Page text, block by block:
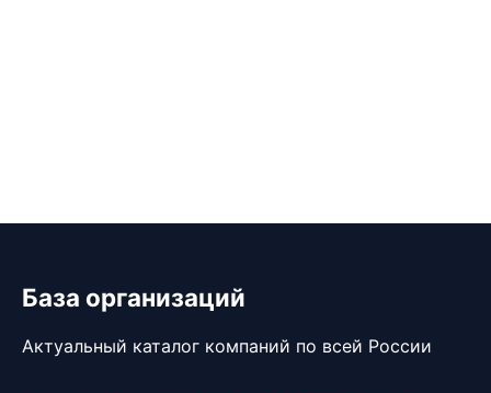
База организаций
Актуальный каталог компаний по всей России